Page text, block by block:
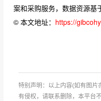
案和采购服务，数据资源基
© 本文地址： https://
特别声明：以上内容(如有图片
有侵权，请联系删除，本平台